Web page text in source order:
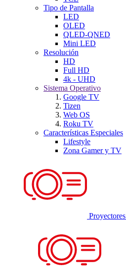
Tipo de Pantalla
LED
OLED
QLED-QNED
Mini LED
Resolución
HD
Full HD
4k - UHD
Sistema Operativo
Google TV
Tizen
Web OS
Roku TV
Características Especiales
Lifestyle
Zona Gamer y TV
Proyectores